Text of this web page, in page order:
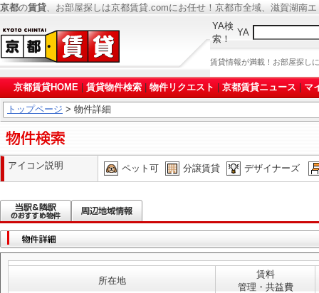
京都の賃貸、お部屋探しは京都賃貸.comにお任せ！京都市全域、滋賀湖南
YA検
索！
YA
賃貸情報が満載！お部屋探し
京都賃貸HOME 賃貸物件検索 物件リクエスト 京都賃貸ニュース マ
トップページ > 物件詳細
アイコン説明 ペット可 分譲賃貸 デザイナーズ
所在地
賃料
管理・共益費